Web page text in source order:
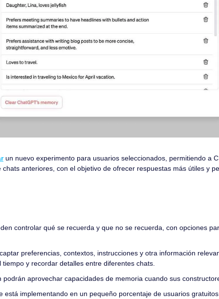
un nuevo experimento para usuarios seleccionados, permitiendo a
chats anteriores, con el objetivo de ofrecer respuestas más útiles y
controlar qué se recuerda y que no se recuerda, con opciones
preferencias, contextos, instrucciones y otra información
y recordar detalles entre diferentes chats.
podrán aprovechar capacidades de memoria cuando sus
está implementando en un pequeño porcentaje de usuarios